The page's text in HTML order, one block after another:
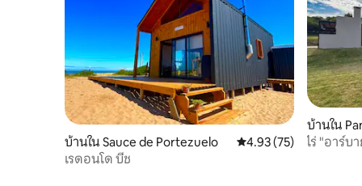
บ้านใน Sauce de Portezuelo คะแนนเฉลี่ย 4.93 จาก
4.93 (75)
เรดอนโด บีช
บ้านใน
ไร่ "อาร์บ